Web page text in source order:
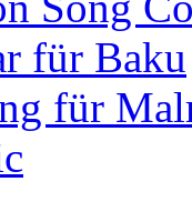
für Baku
für